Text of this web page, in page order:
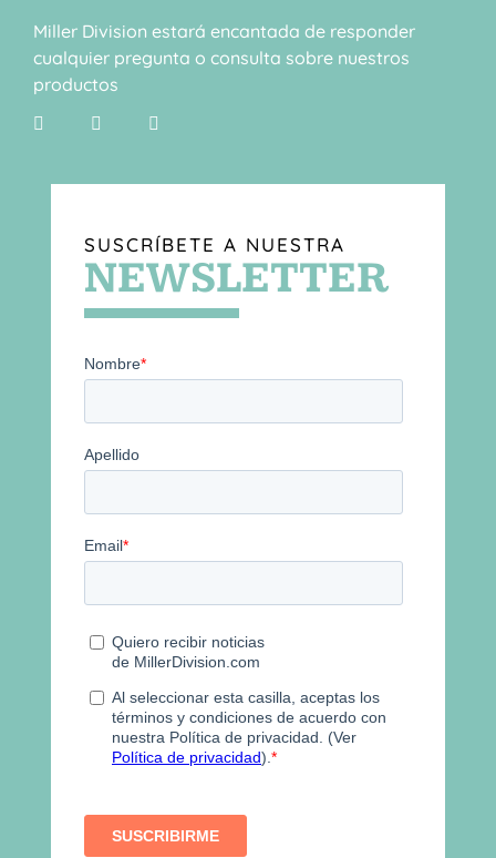
Miller Division estará encantada de responder
cualquier pregunta o consulta sobre nuestros
productos
SUSCRÍBETE A NUESTRA
NEWSLETTER